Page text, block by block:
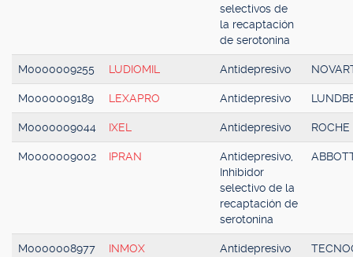
selectivos de
la recaptación
de serotonina
M0000009255 LUDIOMIL Antidepresivo
M0000009189 LEXAPRO Antidepresivo
M0000009044 IXEL Antidepresivo ROCHE
M0000009002 IPRAN
Antidepresivo,
Inhibidor
selectivo de la
recaptación de
serotonina
M0000008977 INMOX
Antidepresivo